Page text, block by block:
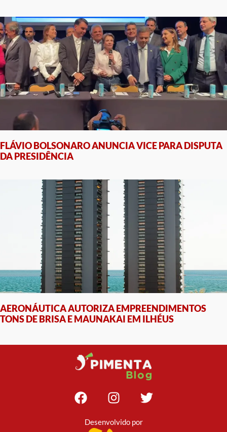
FLÁVIO BOLSONARO ANUNCIA VICE PARA DISPUTA
DA PRESIDÊNCIA
AERONÁUTICA AUTORIZA EMPREENDIMENTOS
TONS DE BRISA E MAUNAKAI EM ILHÉUS
Desenvolvido por